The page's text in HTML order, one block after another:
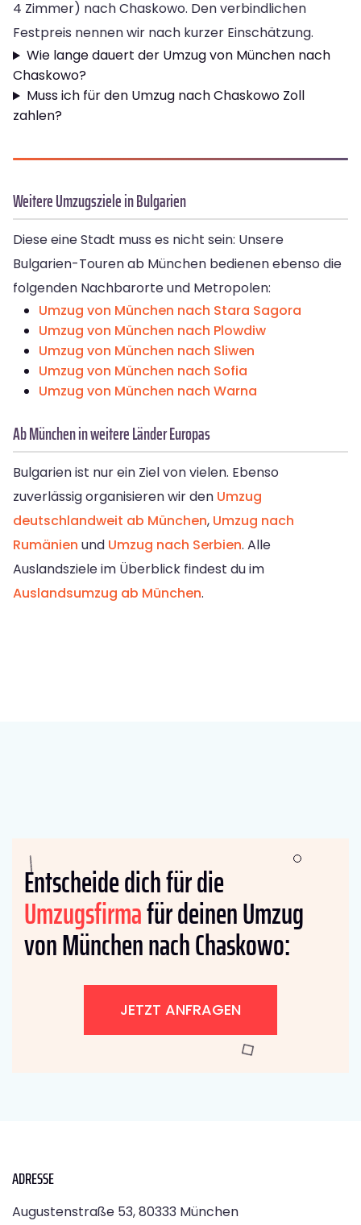
4 Zimmer) nach Chaskowo. Den verbindlichen
Festpreis nennen wir nach kurzer Einschätzung.
Wie lange dauert der Umzug von München nach
Chaskowo?
Muss ich für den Umzug nach Chaskowo Zoll
zahlen?
Weitere Umzugsziele in Bulgarien
Diese eine Stadt muss es nicht sein: Unsere
Bulgarien-Touren ab München bedienen ebenso die
folgenden Nachbarorte und Metropolen:
Umzug von München nach Stara Sagora
Umzug von München nach Plowdiw
Umzug von München nach Sliwen
Umzug von München nach Sofia
Umzug von München nach Warna
Ab München in weitere Länder Europas
Bulgarien ist nur ein Ziel von vielen. Ebenso
zuverlässig organisieren wir den Umzug
deutschlandweit ab München, Umzug nach
Rumänien und Umzug nach Serbien. Alle
Auslandsziele im Überblick findest du im
Auslandsumzug ab München.
Entscheide dich für die
Umzugsfirmafür deinen Umzug
von München nach Chaskowo:
JETZT ANFRAGEN
ADRESSE
Augustenstraße 53, 80333 München